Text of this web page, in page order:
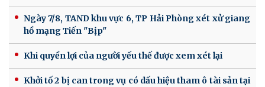
Ngày 7/8, TAND khu vực 6, TP Hải Phòng xét xử giang
hồ mạng Tiến "Bịp"
Khi quyền lợi của người yếu thế được xem xét lại
Khởi tố 2 bị can trong vụ có dấu hiệu tham ô tài sản tại